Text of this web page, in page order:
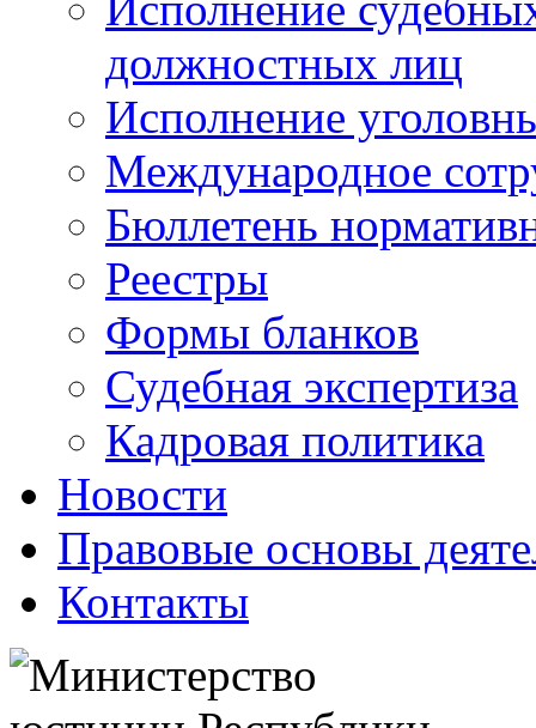
должностных лиц
Исполнение
Международное
Бюллетень
Реестры
Формы бланков
Судебная экспертиза
Кадровая политика
Новости
Правовые основы
Контакты